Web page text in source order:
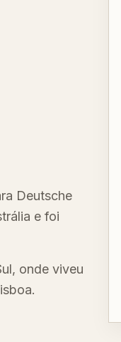
Deutsche
e foi
onde viveu